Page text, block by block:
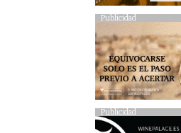
Publicidad
Publicidad